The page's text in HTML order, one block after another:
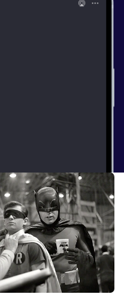
That's right, everyone
of understanding,
and John's